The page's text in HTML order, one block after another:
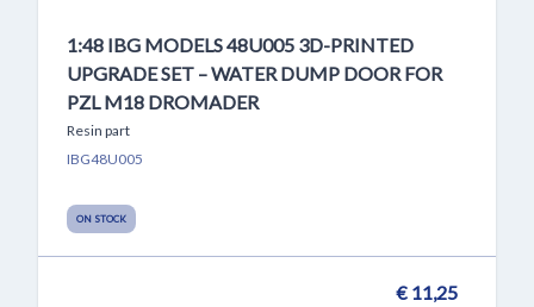
1:48 IBG MODELS 48U005 3D-PRINTED
UPGRADE SET – WATER DUMP DOOR FOR
PZL M18 DROMADER
Resin part
IBG48U005
ON STOCK
€ 11,25